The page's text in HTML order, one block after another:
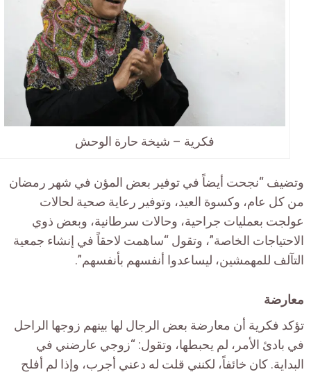
فكرية – شيخة حارة الوحش
وتضيف “نجحت أيضاً في توفير بعض المؤن في شهر رمضان
من كل عام، وكسوة العيد، وتوفير رعاية صحية لحالات
عولجت بعمليات جراحية، وحالات سرطانية، وبعض ذوي
الاحتياجات الخاصة”، وتقول “ساهمت لاحقاً في إنشاء جمعية
التآلف للمهمشين، ليساعدوا أنفسهم بأنفسهم”.
معارضة
تؤكد فكرية أن معارضة بعض الرجال لها بينهم زوجها الراحل
في بادئ الأمر، لم يحبطها، وتقول: “زوجي عارضني في
البداية. كان خائفاً، لكنني قلت له دعني أجرب، وإذا لم أفلح